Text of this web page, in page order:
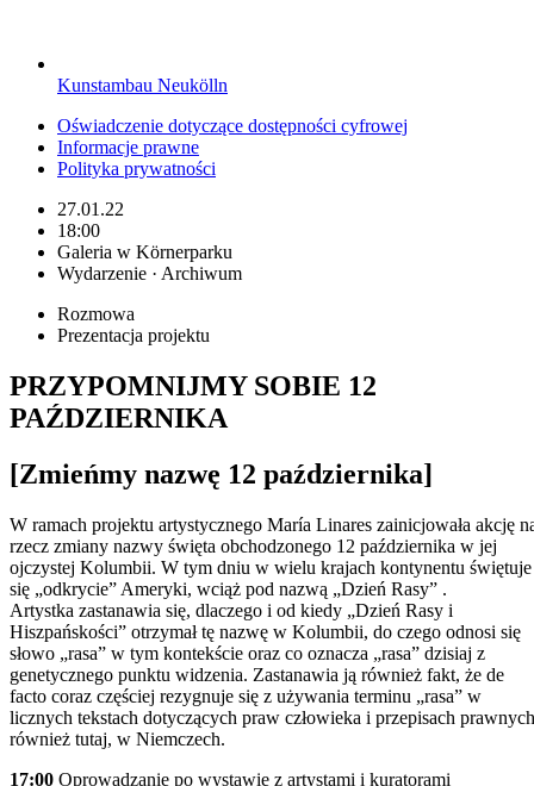
Kunstambau Neukölln
Oświadczenie dotyczące dostępności cyfrowej
Informacje prawne
Polityka prywatności
27.01.22
18:00
Galeria w Körnerparku
Wydarzenie · Archiwum
Rozmowa
Prezentacja projektu
PRZYPOMNIJMY SOBIE 12
PAŹDZIERNIKA
[Zmieńmy nazwę 12 października]
W ramach projektu artystycznego María Linares zainicjowała akcję
rzecz zmiany nazwy święta obchodzonego 12 października w jej
ojczystej Kolumbii. W tym dniu w wielu krajach kontynentu świętuje
się „odkrycie” Ameryki, wciąż pod nazwą „Dzień Rasy” .
Artystka zastanawia się, dlaczego i od kiedy „Dzień Rasy i
Hiszpańskości” otrzymał tę nazwę w Kolumbii, do czego odnosi się
słowo „rasa” w tym kontekście oraz co oznacza „rasa” dzisiaj z
genetycznego punktu widzenia. Zastanawia ją również fakt, że de
facto coraz częściej rezygnuje się z używania terminu „rasa” w
licznych tekstach dotyczących praw człowieka i przepisach
również tutaj, w Niemczech.
17:00 Oprowadzanie po wystawie z artystami i kuratorami